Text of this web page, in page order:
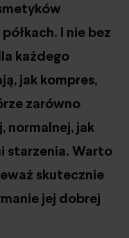
I nie bez
każdego
jak kompres,
zarówno
normalnej, jak
starzenia. Warto
skutecznie
jej dobrej